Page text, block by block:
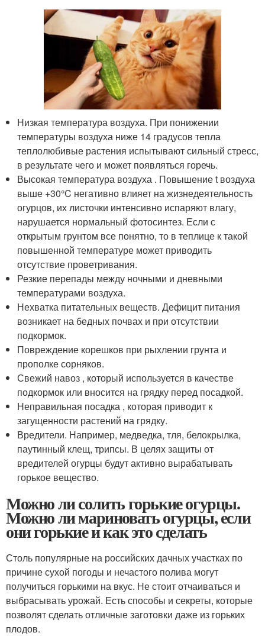
Низкая температура воздуха. При понижении
температуры воздуха ниже 14 градусов тепла
теплолюбивые растения испытывают сильный стресс,
в результате чего и может появляться горечь.
Высокая температура воздуха . Повышение t воздуха
выше +30°C негативно влияет на жизнедеятельность
огурцов, их листочки интенсивно испаряют влагу,
нарушается нормальный фотосинтез. Если с
открытым грунтом все понятно, то в теплице к такой
повышенной температуре может приводить
отсутствие проветривания.
Резкие перепады между ночными и дневными
температурами воздуха.
Нехватка питательных веществ. Дефицит питания
возникает на бедных почвах и при отсутствии
подкормок.
Повреждение корешков при рыхлении грунта и
прополке сорняков.
Свежий навоз , который используется в качестве
подкормок или вносится на грядку перед посадкой.
Неправильная посадка , которая приводит к
загущенности растений на грядку.
Вредители. Например, медведка, тля, белокрылка,
паутинный клещ, трипсы. В целях защиты от
вредителей огурцы будут активно вырабатывать
горькое вещество.
Можно ли солить горькие огурцы.
Можно ли мариновать огурцы, если
они горькие и как это сделать
Столь популярные на российских дачных участках по
причине сухой погоды и нечастого полива могут
получиться горькими на вкус. Не стоит отчаиваться и
выбрасывать урожай. Есть способы и секреты, которые
позволят сделать отличные заготовки даже из горьких
плодов.